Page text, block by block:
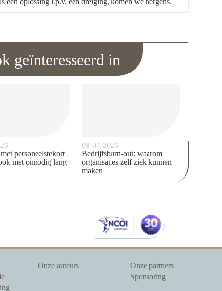
een oplossing i.p.v. een dreiging, komen we nergens.
geïnteresseerd in
personeelstekort
met onnodig lang
08-07-2026
Bedrijfsburn-out: waarom
organisaties zelf ziek kunnen
maken
Onze auteurs
Onze partners
Sponsoring